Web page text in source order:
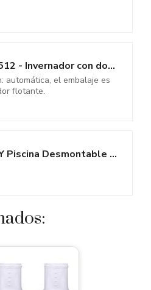
PQS - 11512 - Invernador con dosificador para mantenimiento de piscina en...
automática, el embalaje es
flotante.
BESTWAY Piscina Desmontable Tubular Infantil My First Frame Pools Ø152x38...